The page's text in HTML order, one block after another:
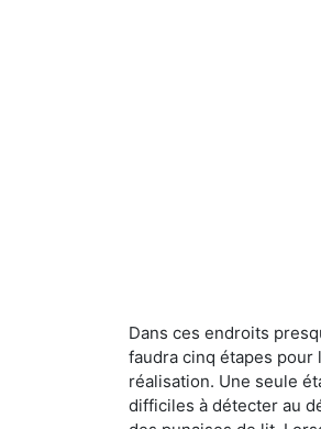
Dans ces endroits
faudra cinq étapes
réalisation. Une seule
difficiles à détecter au